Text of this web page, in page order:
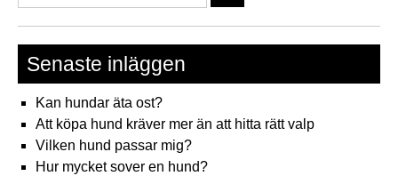
efter:
Senaste inläggen
Kan hundar äta ost?
Att köpa hund kräver mer än att hitta rätt valp
Vilken hund passar mig?
Hur mycket sover en hund?